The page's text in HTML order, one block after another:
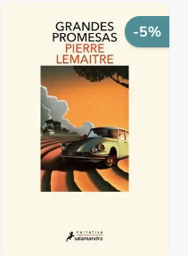
-5%